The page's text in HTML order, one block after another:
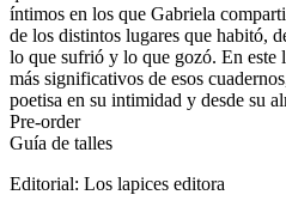
íntimos en los que Gabriela
de los distintos lugares que habitó,
lo que sufrió y lo que gozó. En este
más significativos de esos
poetisa en su intimidad y desde su
Pre-order
Guía de talles
Editorial: Los lapices editora